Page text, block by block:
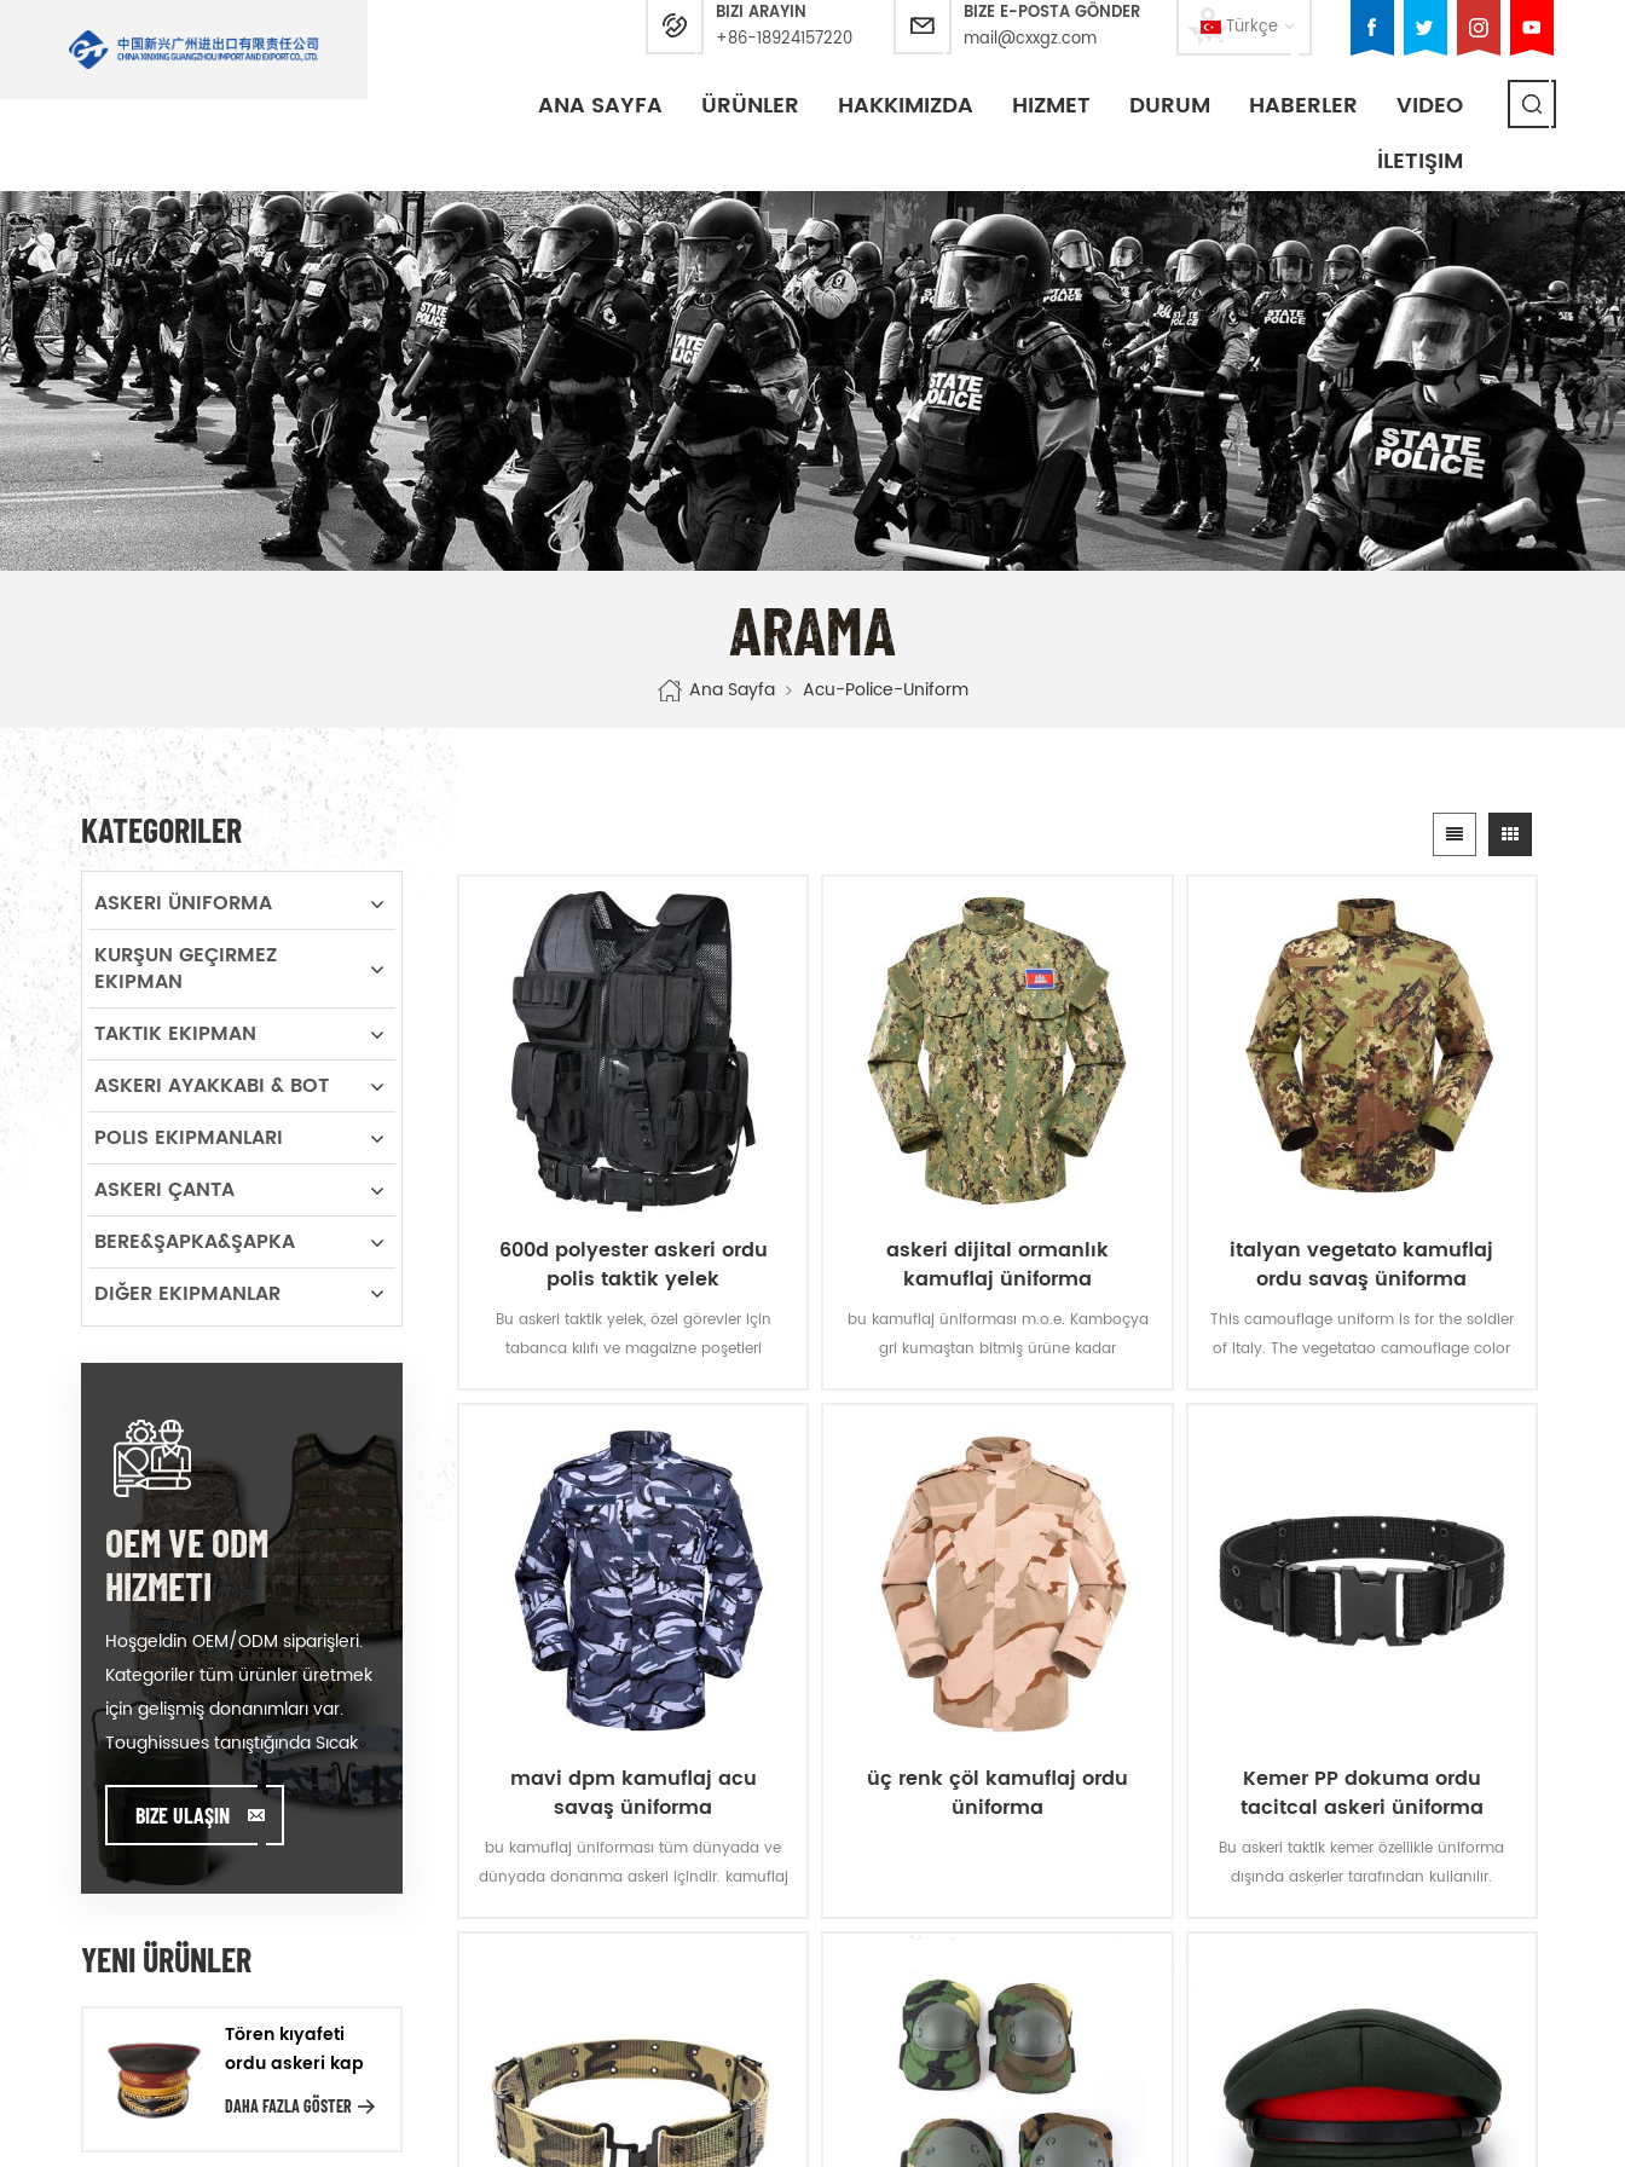
Türkçe
BIZI ARAYIN
+86-18924157220
BIZE E-POSTA GÖNDER
mail@cxxgz.com
ANA SAYFA ÜRÜNLER HAKKIMIZDA HIZMET DURUM HABERLER
VIDEO
İLETIŞIM
ARAMA
Ana Sayfa Acu-Police-Uniform
600d polyester askeri ordu
polis taktik yelek
Bu askeri taktik yelek, özel görevler için
tabanca kılıfı ve magaizne poşetleri
getirir.
askeri dijital ormanlık
kamuflaj üniforma
bu kamuflaj üniforması m.o.e. Kamboçya
gri kumaştan bitmiş ürüne kadar
italyan vegetato kamuflaj
ordu savaş üniforma
This camouflage uniform is for the soldier
of Italy. The vegetatao camouflage color
mavi dpm kamuflaj acu
savaş üniforma
bu kamuflaj üniforması tüm dünyada ve
dünyada donanma askeri içindir. kamuflaj
üç renk çöl kamuflaj ordu
üniforma
Kemer PP dokuma ordu
tacitcal askeri üniforma
Bu askeri taktik kemer özellikle üniforma
dışında askerler tarafından kullanılır.
KATEGORILER
ASKERI ÜNIFORMA
KURŞUN GEÇIRMEZ
EKIPMAN
TAKTIK EKIPMAN
ASKERI AYAKKABI & BOT
POLIS EKIPMANLARI
ASKERI ÇANTA
BERE&ŞAPKA&ŞAPKA
DIĞER EKIPMANLAR
OEM VE ODM
HIZMETI
Hoşgeldin OEM/ODM siparişleri.
Kategoriler tüm ürünler üretmek
için gelişmiş donanımları var.
Toughissues tanıştığında Sıcak
Satış modeli üzerinde logo
koymak veya siparişler üreten
size yardımcı olabiliriz. Tasarım
ve Yaratıcılık & Yenilikçi ayak
değer müşterilerimize yardımcı
oluyoruz. Kalite Güvencesi,
Etkinliği ile müşterilerimizin
ürünleri imalatı. Tasarım
Müşterilerimizden makine
BIZE ULAŞIN
YENI ÜRÜNLER
Tören kıyafeti
ordu askeri kap
DAHA FAZLA GÖSTER